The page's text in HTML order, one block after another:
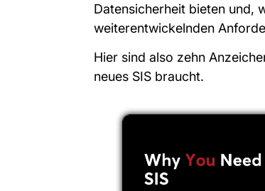
Datensicherheit bieten und,
weiterentwickelnden
Hier sind also zehn
neues SIS braucht.